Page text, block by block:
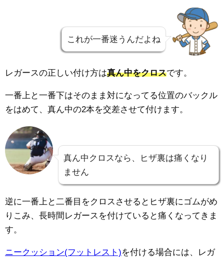
これが一番迷うんだよね
レガースの正しい付け方は真ん中をクロスです。
一番上と一番下はそのまま対になってる位置のバックル
をはめて、真ん中の2本を交差させて付けます。
真ん中クロスなら、ヒザ裏は痛くなり
ません
逆に一番上と二番目をクロスさせるとヒザ裏にゴムがめ
りこみ、長時間レガースを付けていると痛くなってきま
す。
ニークッション(フットレスト)を付ける場合には、レガ